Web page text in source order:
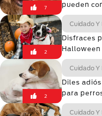
7
pueden
2
Cuidado Y
Disfraces
2
Cuidado Y
Diles
para
Cuidado Y